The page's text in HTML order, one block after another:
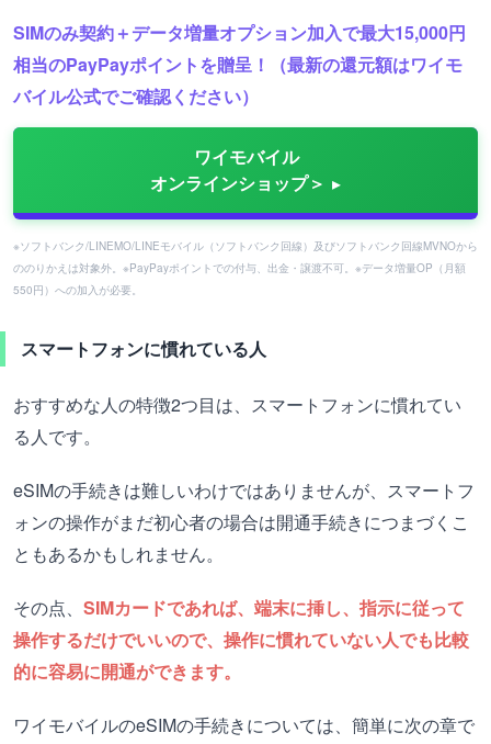
SIMのみ契約＋データ増量オプション加入で最大15,000円
相当のPayPayポイントを贈呈！（最新の還元額はワイモ
バイル公式でご確認ください）
ワイモバイル
オンラインショップ＞
※ソフトバンク/LINEMO/LINEモバイル（ソフトバンク回線）及びソフトバンク回線MVNOから
ののりかえは対象外。※PayPayポイントでの付与、出金・譲渡不可。※データ増量OP（月額
550円）への加入が必要。
スマートフォンに慣れている人
おすすめな人の特徴2つ目は、スマートフォンに慣れてい
る人です。
eSIMの手続きは難しいわけではありませんが、スマートフ
ォンの操作がまだ初心者の場合は開通手続きにつまづくこ
ともあるかもしれません。
その点、 SIMカードであれば、端末に挿し、指示に従って
操作するだけでいいので、操作に慣れていない人でも比較
的に容易に開通ができます。
ワイモバイルのeSIMの手続きについては、簡単に次の章で